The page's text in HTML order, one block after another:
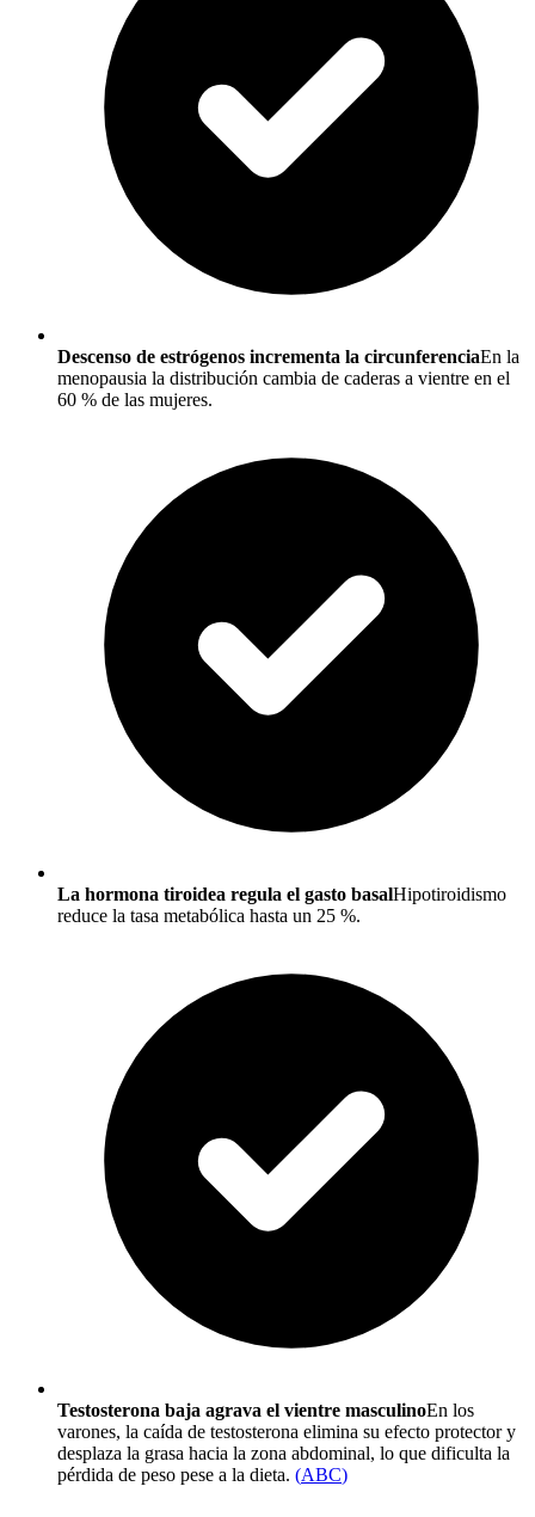
Descenso de estrógenos incrementa la circunferenciaEn la
menopausia la distribución cambia de caderas a vientre en el
60 % de las mujeres.
La hormona tiroidea regula el gasto basalHipotiroidismo
reduce la tasa metabólica hasta un 25 %.
Testosterona baja agrava el vientre masculinoEn los
varones, la caída de testosterona elimina su efecto protector y
desplaza la grasa hacia la zona abdominal, lo que dificulta la
pérdida de peso pese a la dieta. (ABC)